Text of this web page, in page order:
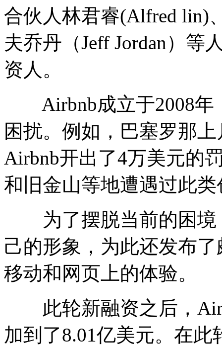
合伙人林君睿(Alfred lin)
夫乔丹（Jeff Jordan）等
资人。
Airbnb成立于2008年
困扰。例如，巴塞罗那
Airbnb开出了4万美元的
和旧金山等地遭遇过此类
为了摆脱当前的困境
己的形象，为此还发布
移动和网页上的体验。
此轮新融资之后，
加到了8.01亿美元。在